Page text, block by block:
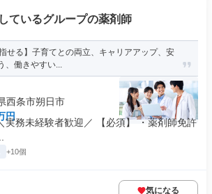
ているグループの薬剤師
せる】子育てとの両立、キャリアアップ、安
、働きやすい...
西条市朔日市
円
実務未経験者歓迎／ 【必須】 ・薬剤師免許
+10個
気になる